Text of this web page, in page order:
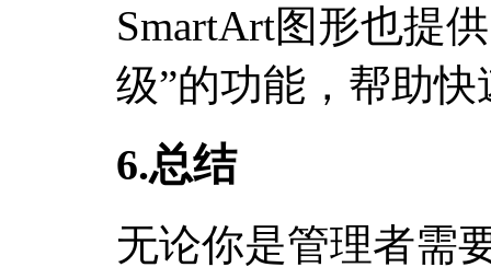
SmartArt图形也提
级”的功能，帮助
6.总结
无论你是管理者需